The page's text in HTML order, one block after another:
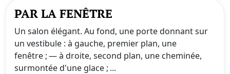
PAR LA FENÊTRE
Un salon élégant. Au fond, une porte donnant sur
un vestibule : à gauche, premier plan, une
fenêtre ; — à droite, second plan, une cheminée,
surmontée d'une glace ; ...